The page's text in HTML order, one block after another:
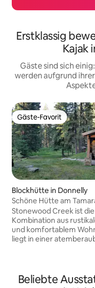
Erstklassig
Kajak
Gäste sind sich
werden aufgrund
Gäste-Favorit
Gäste-Favorit
Blockhütte in Donnelly
Schöne Hütte am
Cascade Lake
Stonewood Creek ist
Kombination aus
und komfortablem
liegt in einer
Spaziergang zum
Blick auf den Cascade
Beliebte